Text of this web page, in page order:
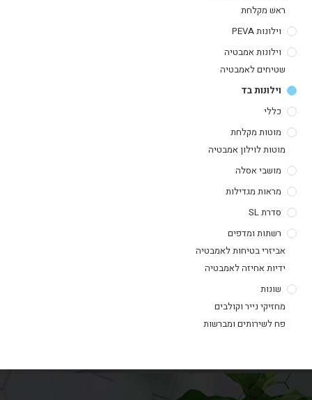
ראש מקלחת
וילונות PEVA
וילונות אמבטיה
שטיחים לאמבטיה
וילונות בד
כללי
מוטות מקלחת
מוטות לוילון אמבטיה
מושבי אסלה
מראות מגדילות
סדרת SL
רשתות ומדפים
אביזרי בטיחות לאמבטיה
ידיות אחיזה לאמבטיה
שונות
מחזיקי נייר וקולבים
פח לשירותים ומברשות